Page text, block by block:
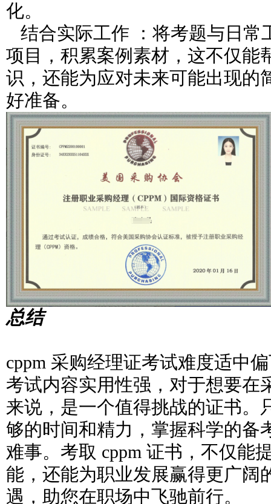
化。
结合实际工作 ：将考题与日常
项目，积累案例素材，这不仅能
识，还能为应对未来可能出现的
好准备。
总结
cppm 采购经理证考试难度适中
考试内容实用性强，对于想要在
来说，是一个值得挑战的证书。
够的时间和精力，掌握科学的备
难事。考取 cppm 证书，不仅能
能，还能为职业发展赢得更广阔
遇，助您在职场中飞驰前行。